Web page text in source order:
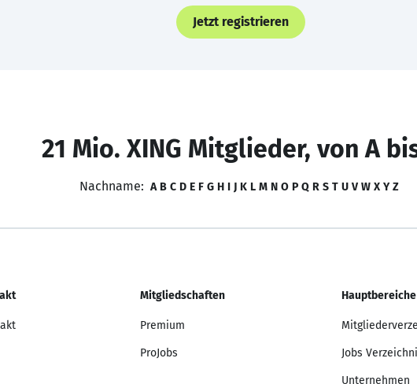
Jetzt registrieren
21 Mio. XING Mitglieder, von A
Nachname: A B C D E F G H I J K L M N O P Q R S T U V W X Y Z
Mitgliedschaften
Premium
ProJobs
Hauptbereiche
Jobs
Unternehmen